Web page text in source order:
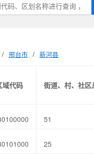
/ 邢台市 / 新河县
域代码 街道、村、社区
51
25